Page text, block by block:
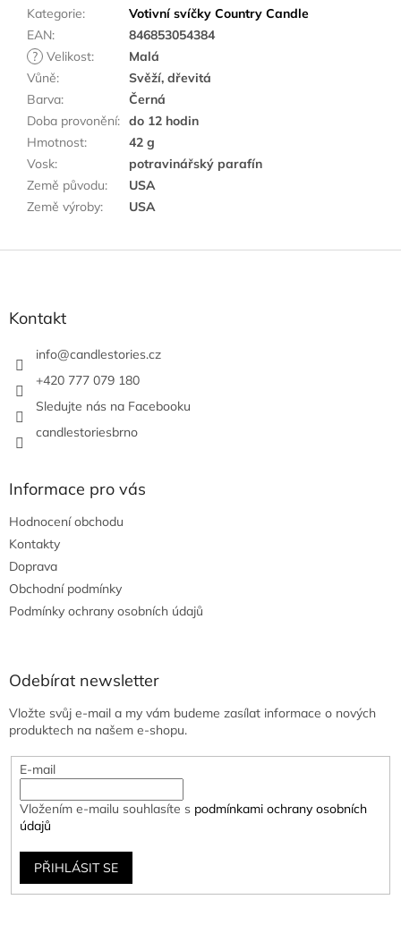
Kategorie:
Votivní svíčky Country Candle
EAN:
846853054384
? Velikost:
Malá
Vůně:
Svěží, dřevitá
Barva:
Černá
Doba provonění: do 12 hodin
Hmotnost:
42 g
Vosk:
potravinářský parafín
Země původu:
USA
Země výroby: USA
Kontakt
info@candlestories.cz
+420 777 079 180
Sledujte nás na Facebooku
candlestoriesbrno
Informace pro vás
Hodnocení obchodu
Kontakty
Doprava
Obchodní podmínky
Podmínky ochrany osobních údajů
Odebírat newsletter
Vložte svůj e-mail a my vám budeme zasílat informace o nových
produktech na našem e-shopu.
E-mail
Vložením e-mailu souhlasíte s podmínkami ochrany osobních
údajů
PŘIHLÁSIT SE